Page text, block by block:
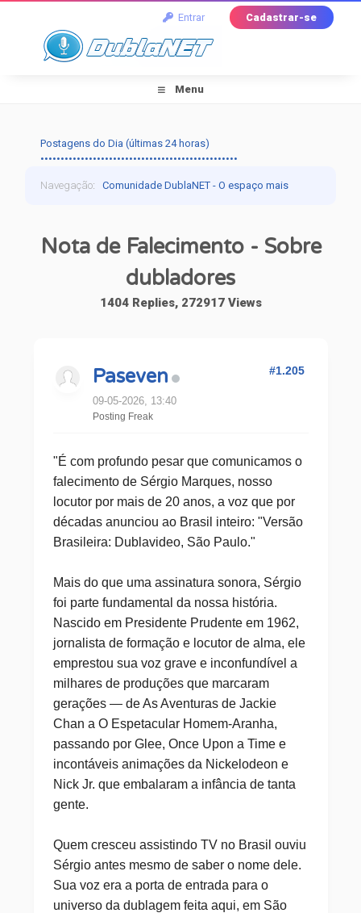
Entrar Cadastrar-se
Menu
Postagens do Dia (últimas 24 horas)
•••••••••••••••••••••••••••••••••••••••••••••••••
Navegação:Comunidade DublaNET - O espaço mais
Sobre dubladores
Nota de Falecimento - Sobre
dubladores
1404 Replies, 272917 Views
Paseven
09-05-2026, 13:40
Posting Freak
#1.205
"É com profundo pesar que comunicamos o
falecimento de Sérgio Marques, nosso
locutor por mais de 20 anos, a voz que por
décadas anunciou ao Brasil inteiro: "Versão
Brasileira: Dublavideo, São Paulo."
Mais do que uma assinatura sonora, Sérgio
foi parte fundamental da nossa história.
Nascido em Presidente Prudente em 1962,
jornalista de formação e locutor de alma, ele
emprestou sua voz grave e inconfundível a
milhares de produções que marcaram
gerações — de As Aventuras de Jackie
Chan a O Espetacular Homem-Aranha,
passando por Glee, Once Upon a Time e
incontáveis animações da Nickelodeon e
Nick Jr. que embalaram a infância de tanta
gente.
Quem cresceu assistindo TV no Brasil ouviu
Sérgio antes mesmo de saber o nome dele.
Sua voz era a porta de entrada para o
universo da dublagem feita aqui, em São